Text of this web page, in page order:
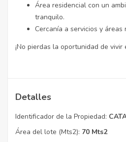
Área residencial con un
tranquilo.
Cercanía a servicios y áreas
¡No pierdas la oportunidad de vivir
Detalles
Identificador de la Propiedad:
Área del lote (Mts2): 70 Mts2